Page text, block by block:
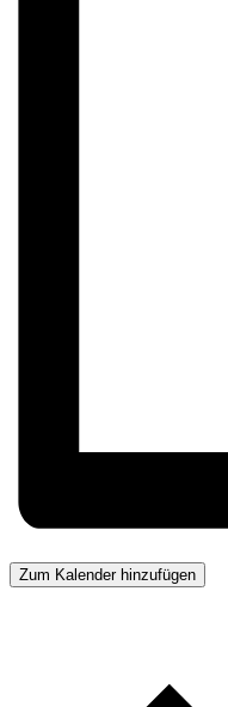
Zum Kalender hinzufügen